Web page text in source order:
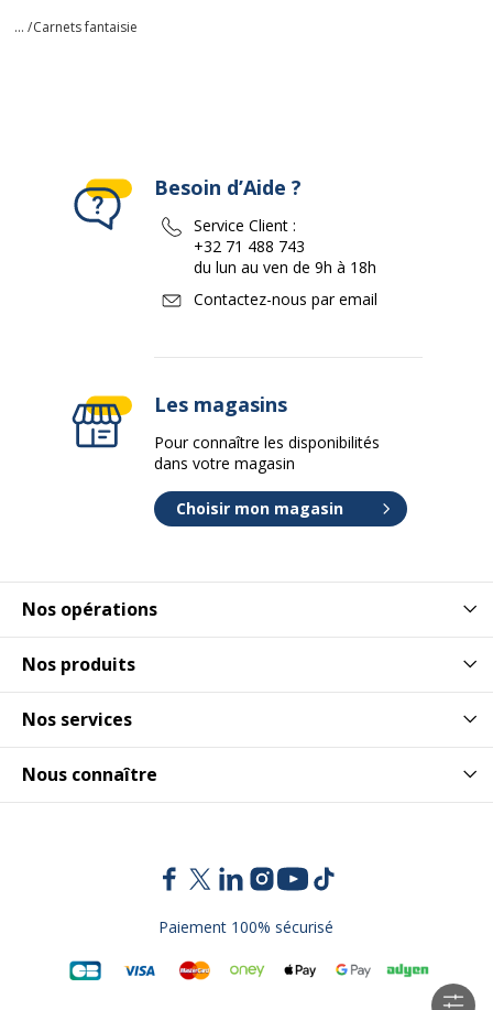
... /Carnets fantaisie
Nos opérations
Nos produits
Nos services
Nous connaître
Besoin d’Aide ?
Service Client :
+32 71 488 743
du lun au ven de 9h à 18h
Contactez-nous par email
Les magasins
Pour connaître les disponibilités
dans votre magasin
Choisir mon magasin
Paiement 100% sécurisé